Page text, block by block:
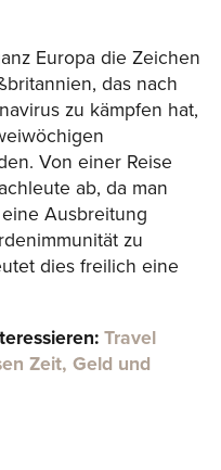
Europa die Zeichen
das nach
zu kämpfen hat,
Von einer Reise
ab, da man
Ausbreitung
zu
dies freilich eine
Travel
Zeit, Geld und